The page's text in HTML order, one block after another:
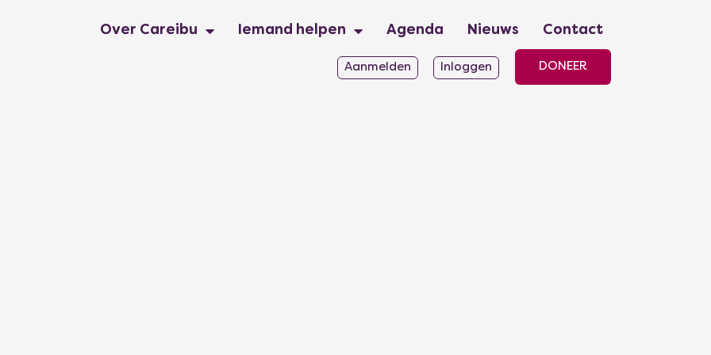
Over Careibu Iemand helpen Agenda Nieuws Contact
Aanmelden Inloggen DONEER